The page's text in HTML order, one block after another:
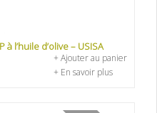
à l’huile d’olive – USISA
+ Ajouter au panier
+ En savoir plus